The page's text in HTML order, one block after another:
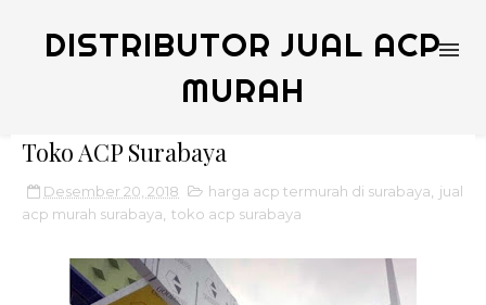
DISTRIBUTOR JUAL ACP
MURAH
Toko ACP Surabaya
Desember 20, 2018 harga acp termurah di surabaya
jual
acp murah surabaya toko acp surabaya